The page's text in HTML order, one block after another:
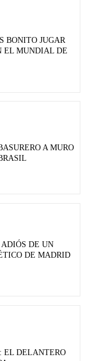
BONITO JUGAR
EL MUNDIAL DE
A MURO
DE UN
DE MADRID
EL DELANTERO